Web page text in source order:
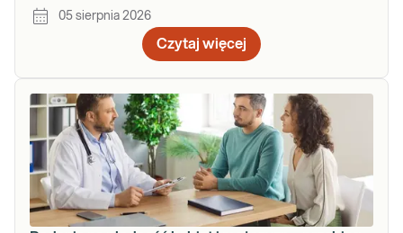
05 sierpnia 2026
Czytaj więcej